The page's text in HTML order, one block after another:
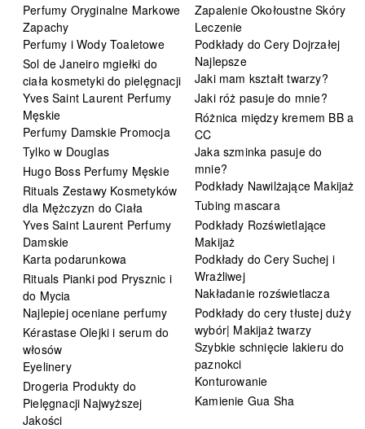
Perfumy Oryginalne Markowe
Zapachy
Perfumy i Wody Toaletowe
Sol de Janeiro mgiełki do
ciała kosmetyki do pielęgnacji
Yves Saint Laurent Perfumy
Męskie
Perfumy Damskie Promocja
Tylko w Douglas
Hugo Boss Perfumy Męskie
Rituals Zestawy Kosmetyków
dla Mężczyzn do Ciała
Yves Saint Laurent Perfumy
Damskie
Karta podarunkowa
Rituals Pianki pod Prysznic i
do Mycia
Najlepiej oceniane perfumy
Kérastase Olejki i serum do
włosów
Eyelinery
Drogeria Produkty do
Pielęgnacji Najwyższej
Jakości
Zapalenie Okołoustne Skóry
Leczenie
Podkłady do Cery Dojrzałej
Najlepsze
Jaki mam kształt twarzy?
Jaki róż pasuje do mnie?
Różnica między kremem BB a
CC
Jaka szminka pasuje do
mnie?
Podkłady Nawilżające Makijaż
Tubing mascara
Podkłady Rozświetlające
Makijaż
Podkłady do Cery Suchej i
Wrażliwej
Nakładanie rozświetlacza
Podkłady do cery tłustej duży
wybór| Makijaż twarzy
Szybkie schnięcie lakieru do
paznokci
Konturowanie
Kamienie Gua Sha